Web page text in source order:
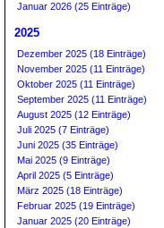
Januar 2026 (25 Einträge)
2025
Dezember 2025 (18 Einträge)
November 2025 (11 Einträge)
Oktober 2025 (11 Einträge)
September 2025 (11 Einträge)
August 2025 (12 Einträge)
Juli 2025 (7 Einträge)
Juni 2025 (35 Einträge)
Mai 2025 (9 Einträge)
April 2025 (5 Einträge)
März 2025 (18 Einträge)
Februar 2025 (19 Einträge)
Januar 2025 (20 Einträge)